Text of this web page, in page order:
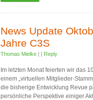
News Update
Jahre C3S
Thomas Mielke | | Reply
Im letzten Monat feierten wir das
einem „virtuellen Mitglieder-
die bisherige Entwicklung Revue
persönliche Perspektive einiger